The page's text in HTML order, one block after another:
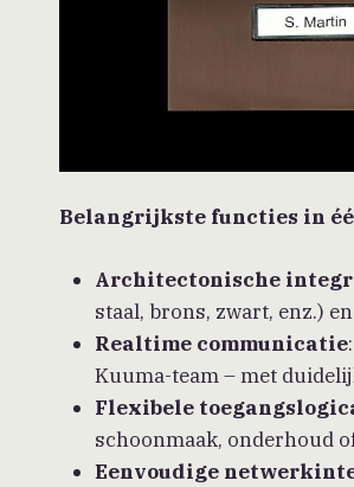
Belangrijkste functies in
Architectonische
staal, brons, zwart, enz.)
Realtime communicatie
Kuuma-team – met
Flexibele
schoonmaak, onderhoud
Eenvoudige